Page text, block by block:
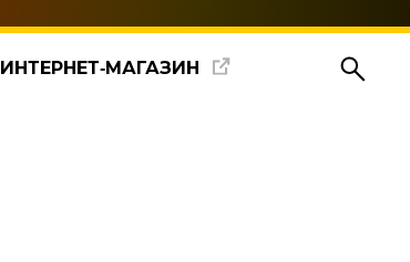
ИНТЕРНЕТ‑МАГАЗИН